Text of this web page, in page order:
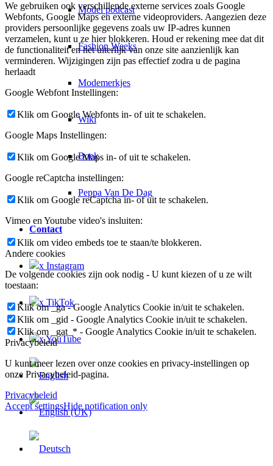
Model podcast
Fashion Weeks
Modemerkjes
Wiki
Boek
Peppa Van De Dag
Contact
x Instagram
x TikTok
x YouTube
We gebruiken ook verschillende externe services zoals Google
Webfonts, Google Maps en externe videoproviders. Aangezien deze
providers persoonlijke gegevens zoals uw IP-adres kunnen
verzamelen, kunt u ze hier blokkeren. Houd er rekening mee dat dit
de functionaliteit en het uiterlijk van onze site aanzienlijk kan
verminderen. Wijzigingen zijn pas effectief zodra u de pagina
herlaadt
Google Webfont Instellingen:
Klik om Google Webfonts in- of uit te schakelen.
Google Maps Instellingen:
Klik om Google Maps in- of uit te schakelen.
Google reCaptcha instellingen:
Klik om Google reCaptcha in- of uit te schakelen.
Vimeo en Youtube video's insluiten:
Klik om video embeds toe te staan/te blokkeren.
Andere cookies
De volgende cookies zijn ook nodig - U kunt kiezen of u ze wilt
toestaan:
Klik om _ga - Google Analytics Cookie in/uit te schakelen.
Klik om _gid - Google Analytics Cookie in/uit te schakelen.
Klik om _gat_* - Google Analytics Cookie in/uit te schakelen.
Privacybeleid
U kunt meer lezen over onze cookies en privacy-instellingen op
onze Privacybeleid-pagina.
Privacybeleid
Accept settingsHide notification only